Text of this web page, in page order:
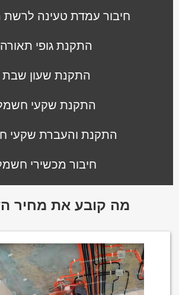
חיבור עמדת טעינה
התקנת גופי תאורה
התקנת שעון שבת
התקנת שקעי
התקנת והעברת שקעי
חיבור מכשירי
מה קובע את מחיר